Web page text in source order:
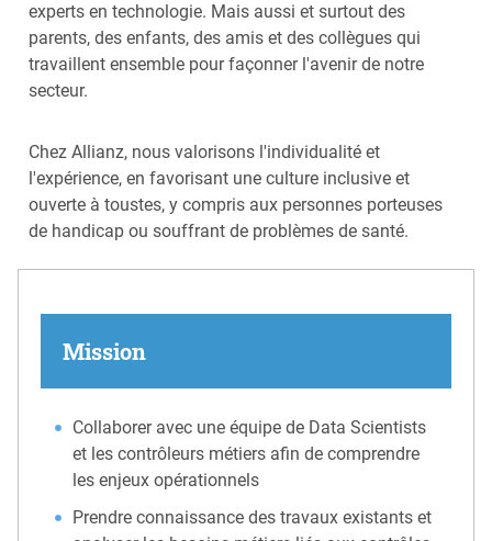
experts en technologie. Mais aussi et surtout des
parents, des enfants, des amis et des collègues qui
travaillent ensemble pour façonner l'avenir de notre
secteur.
Chez Allianz, nous valorisons l'individualité et
l'expérience, en favorisant une culture inclusive et
ouverte à toustes, y compris aux personnes porteuses
de handicap ou souffrant de problèmes de santé.
Mission
Collaborer avec une équipe de Data Scientists
et les contrôleurs métiers afin de comprendre
les enjeux opérationnels
Prendre connaissance des travaux existants et